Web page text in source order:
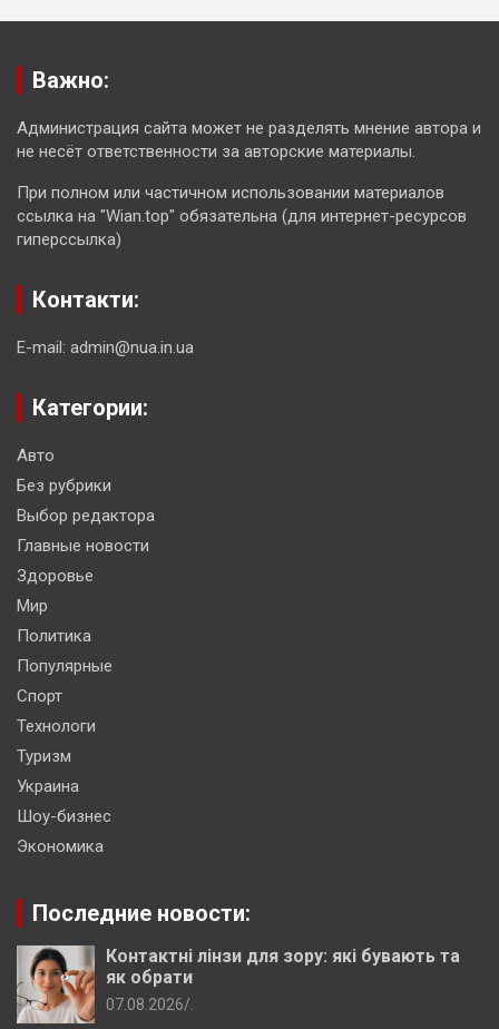
Важно:
Администрация сайта может не разделять мнение автора и
не несёт ответственности за авторские материалы.
При полном или частичном использовании материалов
ссылка на "Wian.top" обязательна (для интернет-ресурсов
гиперссылка)
Контакти:
E-mail: admin@nua.in.ua
Категории:
Авто
Без рубрики
Выбор редактора
Главные новости
Здоровье
Мир
Политика
Популярные
Спорт
Технологи
Туризм
Украина
Шоу-бизнес
Экономика
Последние новости:
Контактні лінзи для зору: які бувають та
як обрати
07.08.2026